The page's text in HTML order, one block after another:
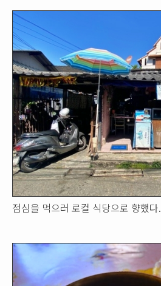
점심을 먹으러 로컬 식당으로 향했다.